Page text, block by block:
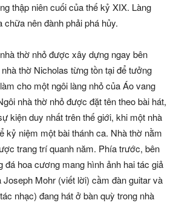
thập niên cuối của thế kỷ XIX. Làng
chữa nên đành phải phá hủy.
thờ nhỏ được xây dựng ngay bên
thờ Nicholas từng tồn tại để tưởng
cho một ngôi làng nhỏ của Áo vang
nhà thờ nhỏ được đặt tên theo bài hát,
kiện duy nhất trên thế giới, khi một nhà
kỷ niệm một bài thánh ca. Nhà thờ nằm
trang trí quanh năm. Phía trước, bên
đá hoa cương mang hình ảnh hai tác giả
Joseph Mohr (viết lời) cầm đàn guitar và
nhạc) đang hát ở bàn quỳ trong nhà